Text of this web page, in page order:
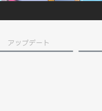
アップデート